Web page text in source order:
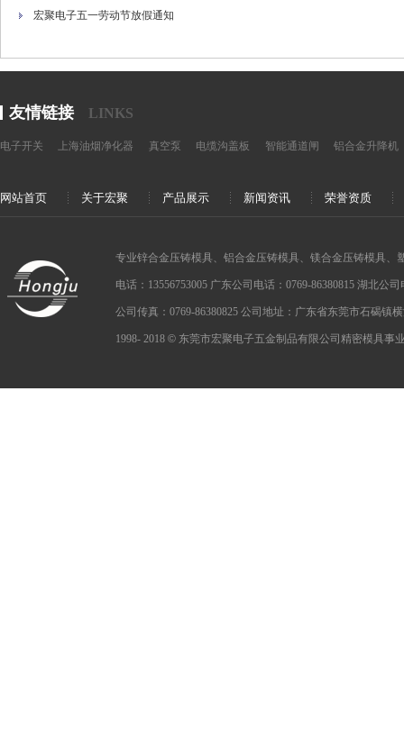
宏聚电子五一劳动节放假通知
友情链接 LINKS
电子开关 上海油烟净化器 真空泵 电缆沟盖板 智能通道闸 铝合金升降机
网站首页 关于宏聚 产品展示 新闻资讯 荣誉资质
专业锌合金压铸模具、铝合金压铸模具、镁合金压铸模具、
电话：13556753005 广东公司电话：0769-86380815 湖北公
公司传真：0769-86380825 公司地址：广东省东莞市石碣镇
1998- 2018 © 东莞市宏聚电子五金制品有限公司精密模具事